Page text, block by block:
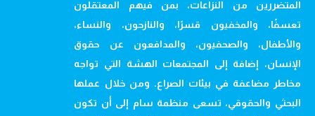
المتضررين من النزاعات، بمن فيهم المعتقلون
تعسفًا، والمخفيون قسرًا، والنازحون، والنساء،
والأطفال، والصحفيون، والمدافعون عن حقوق
الإنسان، إضافة إلى المجتمعات الهشة التي تواجه
مخاطر مضاعفة في بيئات الصراع. ومن خلال عملها
البحثي والحقوقي، تسعى منظمة سام إلى أن تكون